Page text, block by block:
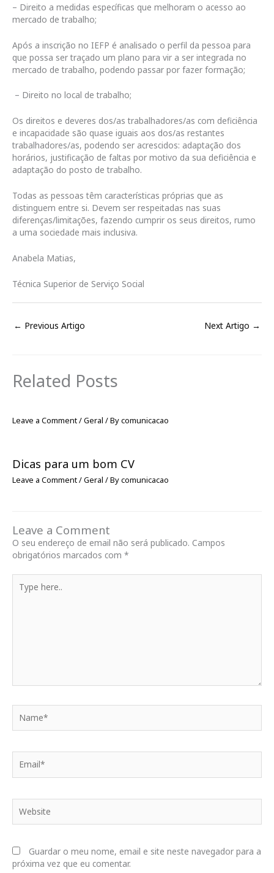
– Direito a medidas específicas que melhoram o acesso ao
mercado de trabalho;
Após a inscrição no IEFP é analisado o perfil da pessoa para
que possa ser traçado um plano para vir a ser integrada no
mercado de trabalho, podendo passar por fazer formação;
– Direito no local de trabalho;
Os direitos e deveres dos/as trabalhadores/as com deficiência
e incapacidade são quase iguais aos dos/as restantes
trabalhadores/as, podendo ser acrescidos: adaptação dos
horários, justificação de faltas por motivo da sua deficiência e
adaptação do posto de trabalho.
Todas as pessoas têm características próprias que as
distinguem entre si. Devem ser respeitadas nas suas
diferenças/limitações, fazendo cumprir os seus direitos, rumo
a uma sociedade mais inclusiva.
Anabela Matias,
Técnica Superior de Serviço Social
← Previous Artigo Next Artigo →
Related Posts
Leave a Comment/Geral / Bycomunicacao
Dicas para um bom CV
Leave a Comment/Geral / Bycomunicacao
Leave a Comment
O seu endereço de email não será publicado. Campos
obrigatórios marcados com *
here..
Guardar o meu nome, email e site neste navegador para a
próxima vez que eu comentar.